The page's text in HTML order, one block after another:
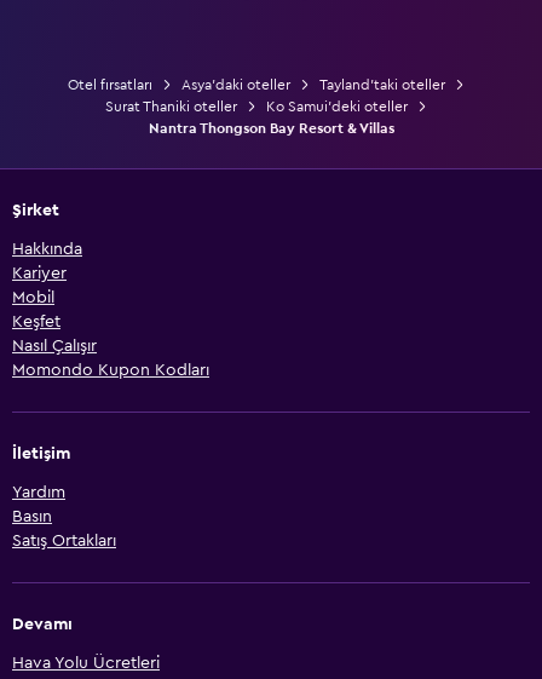
Otel fırsatları Asya'daki oteller
Tayland'taki oteller
Surat Thaniki oteller
Ko Samui'deki oteller
Nantra Thongson Bay Resort & Villas
Şirket
Hakkında
Kariyer
Mobil
Keşfet
Nasıl Çalışır
Momondo Kupon Kodları
İletişim
Yardım
Basın
Satış Ortakları
Devamı
Hava Yolu Ücretleri